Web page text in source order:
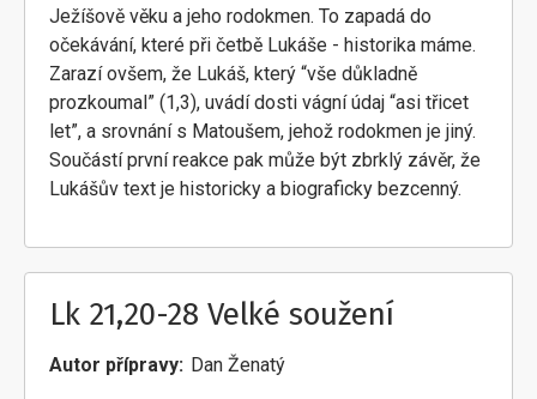
Ježíšově věku a jeho rodokmen. To zapadá do
očekávání, které při četbě Lukáše - historika máme.
Zarazí ovšem, že Lukáš, který “vše důkladně
prozkoumal” (1,3), uvádí dosti vágní údaj “asi třicet
let”, a srovnání s Matoušem, jehož rodokmen je jiný.
Součástí první reakce pak může být zbrklý závěr, že
Lukášův text je historicky a biograficky bezcenný.
Lk 21,20-28 Velké soužení
Autor přípravy Dan Ženatý